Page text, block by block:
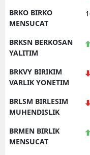
BRKO BIRKO
MENSUCAT
BRKSN BERKOSAN
YALITIM
BRKVY BIRIKIM
VARLIK YONETIM
BRLSM BIRLESIM
MUHENDISLIK
BRMEN BIRLIK
MENSUCAT